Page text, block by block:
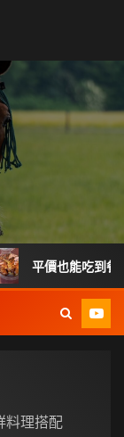
也能吃到餐廳級德
料理搭配